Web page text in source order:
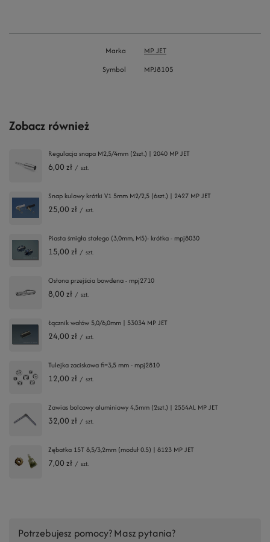
Marka
MP JET
Symbol
MPJ8105
Zobacz również
Regulacja snapa M2,5/4mm (2szt.) | 2040 MP JET
6,00 zł / szt.
Snap kulowy krótki V1 5mm M2/2,5 (6szt.) | 2427 MP JET
25,00 zł / szt.
Piasta śmigła stałego (3,0mm, M5)- krótka - mpj8030
15,00 zł / szt.
Osłona przejścia bowdena - mpj2710
8,00 zł / szt.
Łącznik wałów 5,0/6,0mm | 53034 MP JET
24,00 zł / szt.
Tulejka zaciskowa fi=3,5 mm - mpj2810
12,00 zł / szt.
Zawias bolcowy aluminiowy 4,5mm (2szt.) | 2554AL MP JET
32,00 zł / szt.
Zębatka 15T 8,5/3,2mm (moduł 0.5) | 8123 MP JET
7,00 zł / szt.
Potrzebujesz pomocy? Masz pytania?